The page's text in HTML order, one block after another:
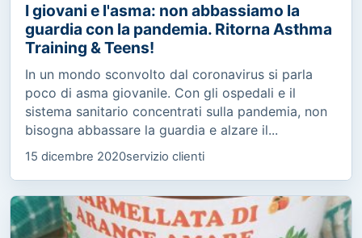
I giovani e l'asma: non abbassiamo la
guardia con la pandemia. Ritorna Asthma
Training & Teens!
In un mondo sconvolto dal coronavirus si parla
poco di asma giovanile. Con gli ospedali e il
sistema sanitario concentrati sulla pandemia, non
bisogna abbassare la guardia e alzare il...
15 dicembre 2020servizio clienti